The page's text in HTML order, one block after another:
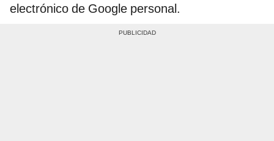
electrónico de Google personal.